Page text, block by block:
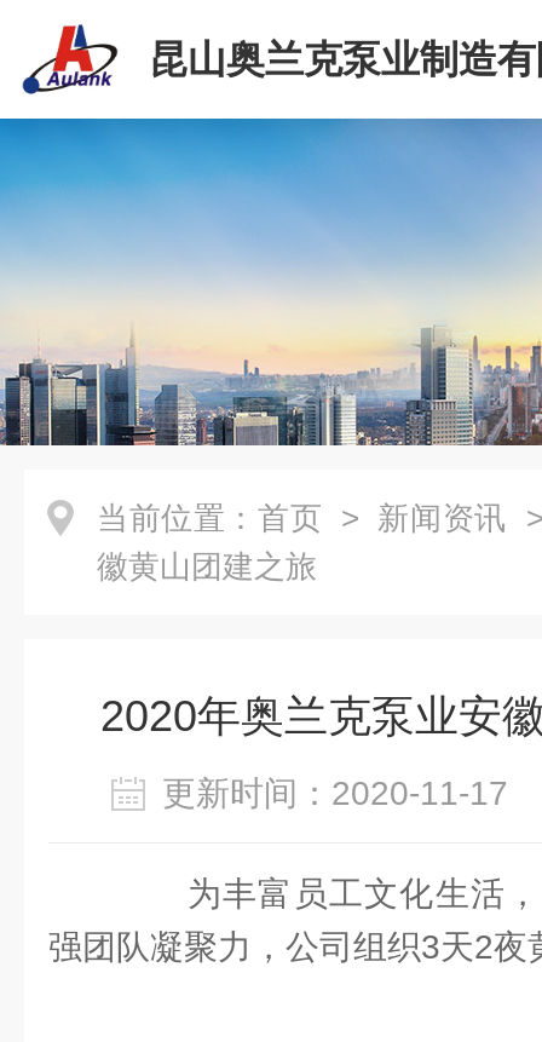
昆山奥兰克泵业制造
当前位置： 首页 > 新闻资讯
徽黄山团建之旅
2020年奥兰克泵业安
更新时间：2020-11-
为丰富员工文化生活，
强团队凝聚力，公司组织3天2夜